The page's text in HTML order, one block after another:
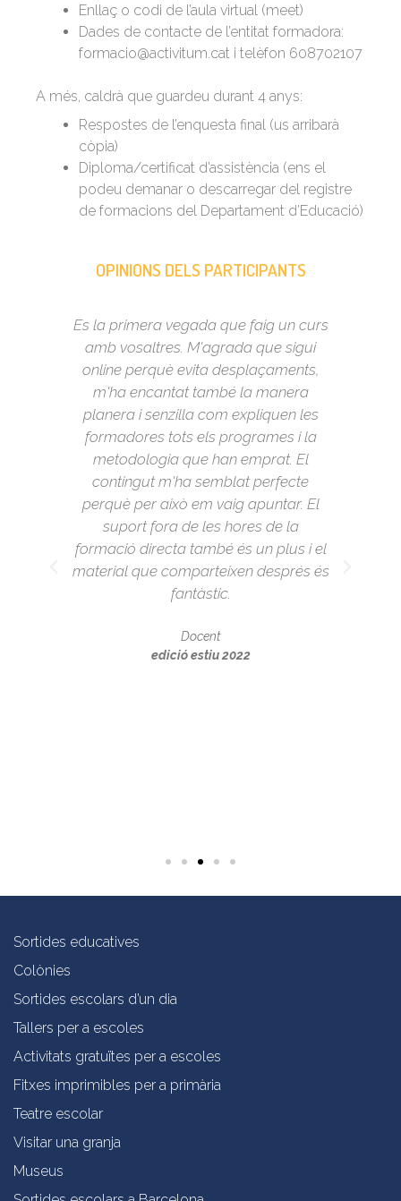
Enllaç o codi de l’aula virtual (meet)
Dades de contacte de l’entitat formadora:
formacio@activitum.cat i telèfon 608702107
A més, caldrà que guardeu durant 4 anys:
Respostes de l’enquesta final (us arribarà
còpia)
Diploma/certificat d’assistència (ens el
podeu demanar o descarregar del registre
de formacions del Departament d’Educació)
OPINIONS DELS PARTICIPANTS
Es la primera vegada que faig un curs
amb vosaltres. M'agrada que sigui
online perquè evita desplaçaments,
m'ha encantat també la manera
planera i senzilla com expliquen les
formadores tots els programes i la
metodologia que han emprat. El
contingut m'ha semblat perfecte
perquè per això em vaig apuntar. El
suport fora de les hores de la
formació directa també és un plus i el
material que comparteixen després és
fantàstic.
Docent
edició estiu 2022
Sortides educatives
Colònies
Sortides escolars d’un dia
Tallers per a escoles
Activitats gratuïtes per a escoles
Fitxes imprimibles per a primària
Teatre escolar
Visitar una granja
Museus